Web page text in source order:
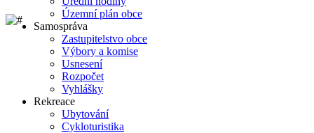
Územní plán obce
Samospráva
Zastupitelstvo obce
Výbory a komise
Usnesení
Rozpočet
Vyhlášky
Rekreace
Ubytování
Cykloturistika